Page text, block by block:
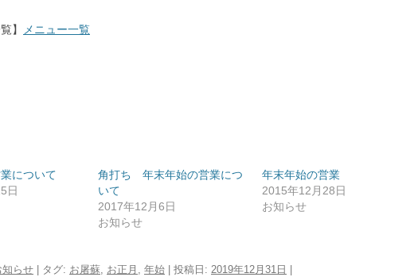
】 メニュー一覧
について
日
角打ち 年末年始の営業につ
いて
2017年12月6日
お知らせ
年末年始の営業
2015年12月28日
お知らせ
知らせ | タグ: お屠蘇, お正月 , 年始 | 投稿日: 2019年12月31日